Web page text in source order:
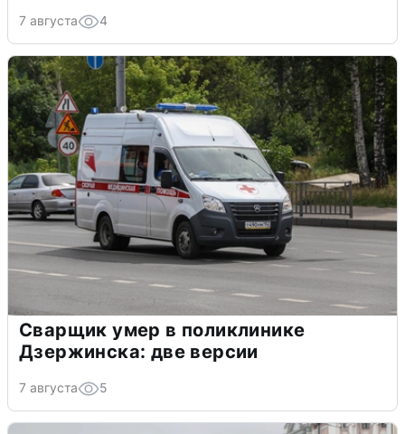
7 августа 4
Сварщик умер в поликлинике
Дзержинска: две версии
7 августа 5